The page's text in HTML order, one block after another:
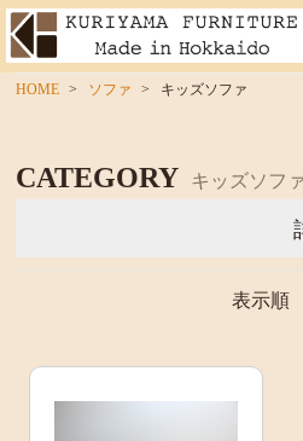
HOME ソファ キッズソファ
CATEGORY キッズソファ
表示